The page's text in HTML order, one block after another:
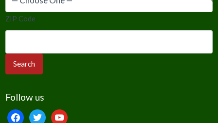
ZIP Code
Follow us